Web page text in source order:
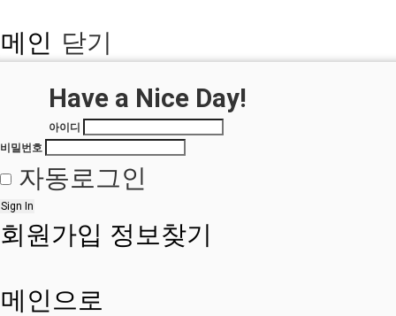
메인 닫기
Have a Nice Day!
아이디
비밀번호
자동로그인
Sign In
회원가입 정보찾기
메인으로